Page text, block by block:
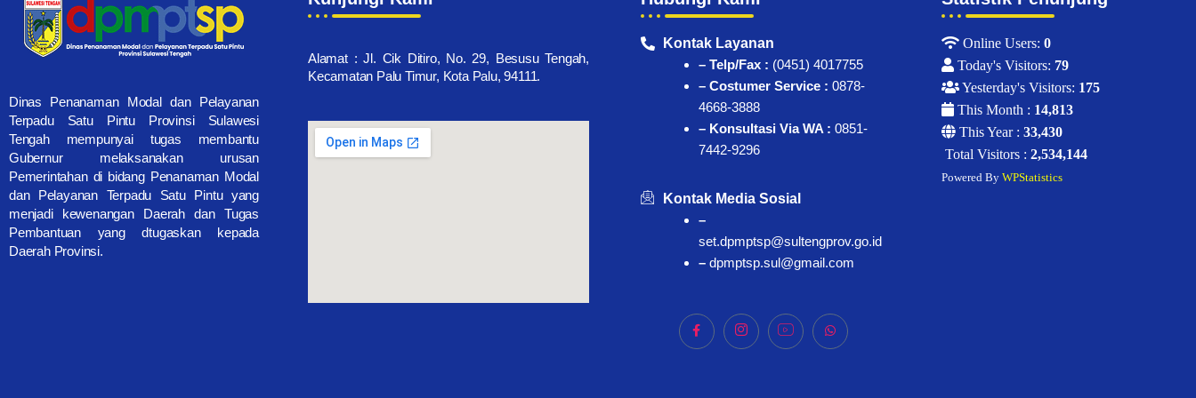
Dinas Penanaman Modal dan Pelayanan
Terpadu Satu Pintu Provinsi Sulawesi
Tengah mempunyai tugas membantu
Gubernur melaksanakan urusan
Pemerintahan di bidang Penanaman Modal
dan Pelayanan Terpadu Satu Pintu yang
menjadi kewenangan Daerah dan Tugas
Pembantuan yang dtugaskan kepada
Daerah Provinsi.
Alamat : Jl. Cik Ditiro, No. 29, Besusu Tengah,
Kecamatan Palu Timur, Kota Palu, 94111.
Kontak Layanan
– Telp/Fax : (0451) 4017755
– Costumer Service : 0878-
4668-3888
– Konsultasi Via WA : 0851-
7442-9296
Kontak Media Sosial
–
set.dpmptsp@sultengprov.go.id
– dpmptsp.sul@gmail.com
Online Users:0
Today's Visitors: 79
Yesterday's Visitors: 175
This Month : 14,813
This Year :33,430
Total Visitors :2,534,144
Powered ByWPStatistics